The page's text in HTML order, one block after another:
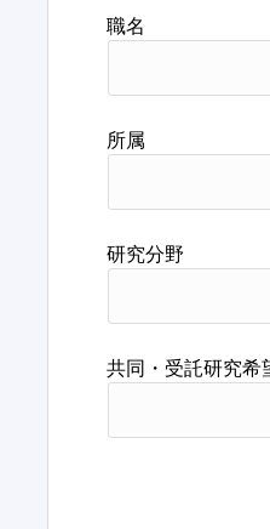
職名
所属
研究分野
共同・受託研究希